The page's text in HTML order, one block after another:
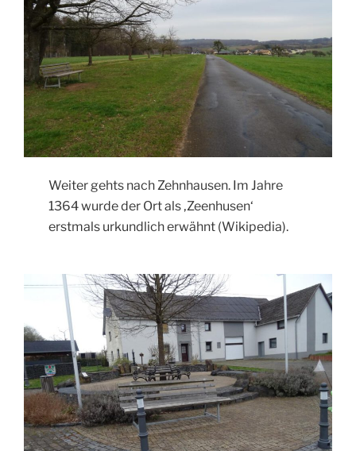
Weiter gehts nach Zehnhausen. Im Jahre
1364 wurde der Ort als ‚Zeenhusen‘
erstmals urkundlich erwähnt (Wikipedia).